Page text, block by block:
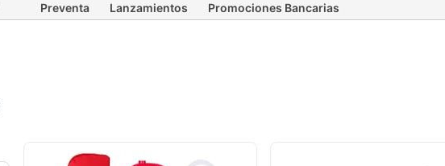
Preventa Lanzamientos Promociones Bancarias